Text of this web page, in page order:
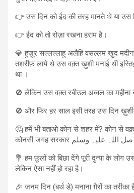
👉 उस दिन को ईद की तरह मानते थे या उस
👉 ईद को तो रोज़ा रखना हराम है।
💎 हुज़ूर सल्लल्लाहु अलैहि वसल्लम खुद
तशरीफ़ लाये थे उस वक़्त ख़ुशी मनाई थी
था ।
🚫 लेकिन उस वक़्त रबीउल अव्वल का महीना
🚫 और फिर हर साल इसी तरह उस दिन ख़ुशी
🤔 हमें भी बताओ कोन से शहर में? कोन से
💐 हम फ़ूलों को बिछा देंगे पूरी दुन्या के लोग
लेकिन ऐसा नहीं हो रहा है।
🎉 जनम दिन (बर्थ डे) मनाना ग़ैरों का तरीका